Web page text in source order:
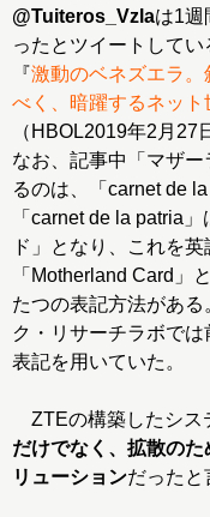
@Tuiteros_Vzlaは1週
ったとツイートして
『激動のベネズエラ
べく、暗躍するネッ
（HBOL2019年2月27
なお、記事中「マザ
るのは、「carnet de
「carnet de la patria
ド」となり、これを英
「Motherland Card」
たつの表記方法があ
ク・リサーチラボで
表記を用いていた。
ZTEの構築したシス
だけでなく、拡散の
リューションだったと